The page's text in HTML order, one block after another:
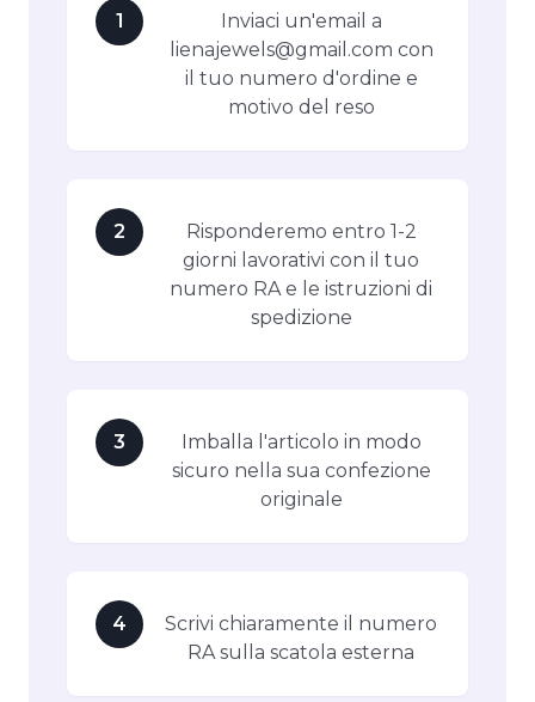
1
Inviaci un'email a
lienajewels@gmail.com con
il tuo numero d'ordine e
motivo del reso
2
Risponderemo entro 1-2
giorni lavorativi con il tuo
numero RA e le istruzioni di
spedizione
3
Imballa l'articolo in modo
sicuro nella sua confezione
originale
4
Scrivi chiaramente il numero
RA sulla scatola esterna